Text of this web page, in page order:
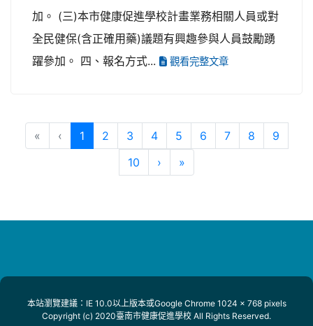
加。 (三)本市健康促進學校計畫業務相關人員或對
全民健保(含正確用藥)議題有興趣參與人員鼓勵踴
躍參加。 四、報名方式...
觀看完整文章
« ‹ 1(目前頁次)
2 3 4 5 6 7 8
9
10
›下一頁
»最後頁
本站瀏覽建議：IE 10.0以上版本或Google Chrome 1024 x 768 pixels
Copyright (c) 2020臺南市健康促進學校 All Rights Reserved.